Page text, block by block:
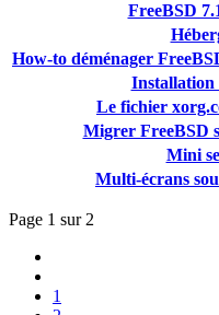
FreeBSD
How-to déménager
Installation
Le fichier
Migrer FreeBSD
Mini
Multi-écrans
Page 1 sur 2
1